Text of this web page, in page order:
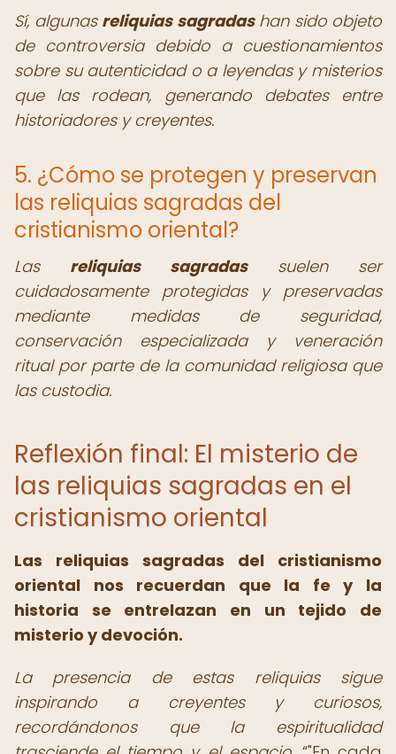
Sí, algunas reliquias sagradashan sido objeto
de controversia debido a cuestionamientos
sobre su autenticidad o a leyendas y misterios
que las rodean, generando debates entre
historiadores y creyentes.
5. ¿Cómo se protegen y preservan
las reliquias sagradas del
cristianismo oriental?
Las reliquias sagradassuelen ser
cuidadosamente protegidas y preservadas
mediante medidas de seguridad,
conservación especializada y veneración
ritual por parte de la comunidad religiosa que
las custodia.
Reflexión final: El misterio de
las reliquias sagradas en el
cristianismo oriental
Las reliquias sagradas del cristianismo
oriental nos recuerdan que la fe y la
historia se entrelazan en un tejido de
misterio y devoción.
La presencia de estas reliquias sigue
inspirando a creyentes y curiosos,
recordándonos que la espiritualidad